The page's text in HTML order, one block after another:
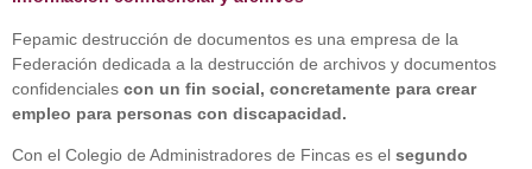
Fepamic destrucción de documentos es una empresa de la
Federación dedicada a la destrucción de archivos y documentos
confidenciales con un fin social, concretamente para crear
empleo para personas con discapacidad.
Con el Colegio de Administradores de Fincas es el segundo